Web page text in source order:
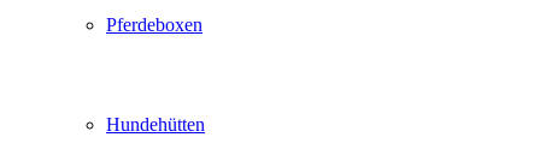
Pferdeboxen
Hundehütten